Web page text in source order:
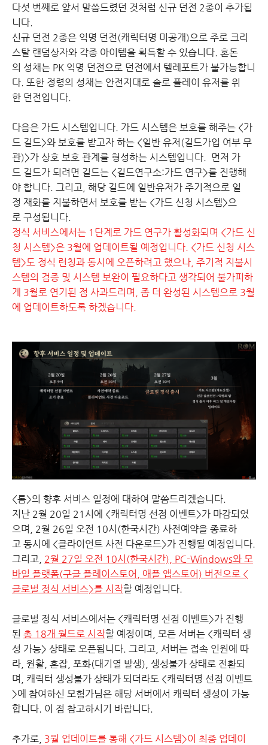
다섯 번째로 앞서 말씀드렸던 것처럼 신규 던전 2종이 추가됩
니다.
신규 던전 2종은 익명 던전(캐릭터명 미공개)으로 주로 크리
스탈 랜덤상자와 각종 아이템을 획득할 수 있습니다. 혼돈
의 성채는 PK 익명 던전으로 던전에서 텔레포트가 불가능합니
다. 또한 정령의 성채는 안전지대로 솔로 플레이 유저를 위
한 던전입니다.
다음은 가드 시스템입니다. 가드 시스템은 보호를 해주는 <가
드 길드>와 보호를 받고자 하는 <일반 유저(길드가입 여부 무
관)>가 상호 보호 관계를 형성하는 시스템입니다. 먼저 가
드 길드가 되려면 길드는 <길드연구소:가드 연구>를 진행해
야 합니다. 그리고, 해당 길드에 일반유저가 주기적으로 일
정 재화를 지불하면서 보호를 받는 <가드 신청 시스템>으
로 구성됩니다.
정식 서비스에서는 1단계로 가드 연구가 활성화되며 <가드 신
청 시스템>은 3월에 업데이트될 예정입니다. <가드 신청 시스
템>도 정식 런칭과 동시에 오픈하려고 했으나, 주기적 지불시
스템의 검증 및 시스템 보완이 필요하다고 생각되어 불가피하
게 3월로 연기된 점 사과드리며, 좀 더 완성된 시스템으로 3월
에 업데이트하도록 하겠습니다.
<롬>의 향후 서비스 일정에 대하여 말씀드리겠습니다.
지난 2월 20일 21시에 <캐릭터명 선점 이벤트>가 마감되었
으며, 2월 26일 오전 10시(한국시간) 사전예약을 종료하
고 동시에 <클라이언트 사전 다운로드>가 진행될 예정입니다.
그리고, 2월 27일 오전 10시(한국시간), PC-Windows와 모
바일 플랫폼(구글 플레이스토어, 애플 앱스토어) 버전으로 <
글로벌 정식 서비스>를 시작할 예정입니다.
글로벌 정식 서비스에서는 <캐릭터명 선점 이벤트>가 진행
된 총 18개 월드로 시작할 예정이며, 모든 서버는 <캐릭터 생
성 가능> 상태로 오픈됩니다. 그리고, 서버는 접속 인원에 따
라, 원활, 혼잡, 포화(대기열 발생), 생성불가 상태로 전환되
며, 캐릭터 생성불가 상태가 되더라도 <캐릭터명 선점 이벤트
>에 참여하신 모험가님은 해당 서버에서 캐릭터 생성이 가능
합니다. 이 점 참고하시기 바랍니다.
추가로, 3월 업데이트를 통해 <가드 시스템>이 최종 업데이